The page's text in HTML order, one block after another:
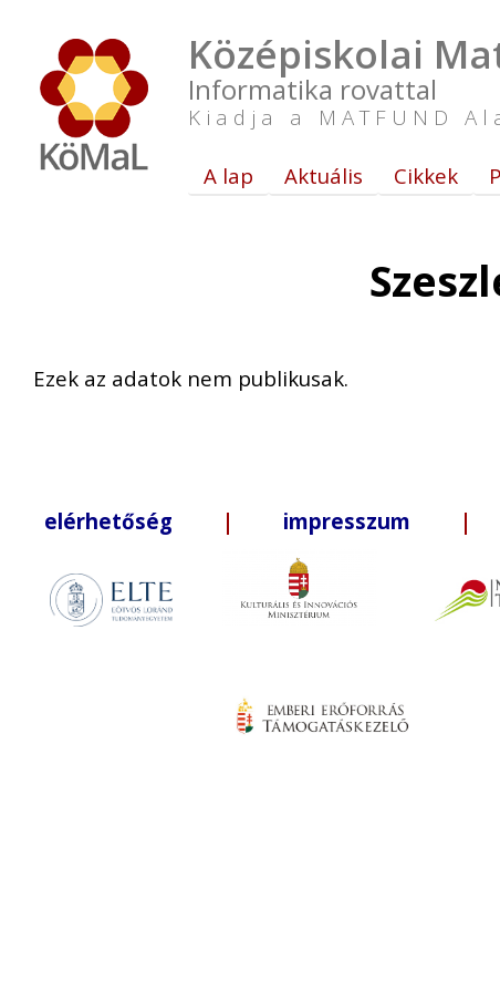
Középiskolai
Informatika rovattal
Kiadja a MATFUND
A lap Aktuális Cikkek
Ezek az adatok nem publikusak.
elérhetőség | impresszum |